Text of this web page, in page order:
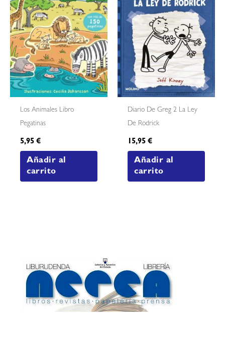
Los Animales Libro
Pegatinas
5,95€
Añadir al
carrito
Diario De Greg 2 La Ley
De Rodrick
15,95€
Añadir al
carrito